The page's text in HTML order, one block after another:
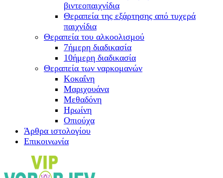
βιντεοπαιχνίδια
Θεραπεία της εξάρτησης από τυχερά
παιχνίδια
Θεραπεία του αλκοολισμού
7ήμερη διαδικασία
10ήμερη διαδικασία
Θεραπεία των ναρκομανών
Kοκαΐνη
Mαριχουάνα
Μεθαδόνη
Ηρωίνη
Oπιούχα
Άρθρα ιστολογίου
Επικοινωνία